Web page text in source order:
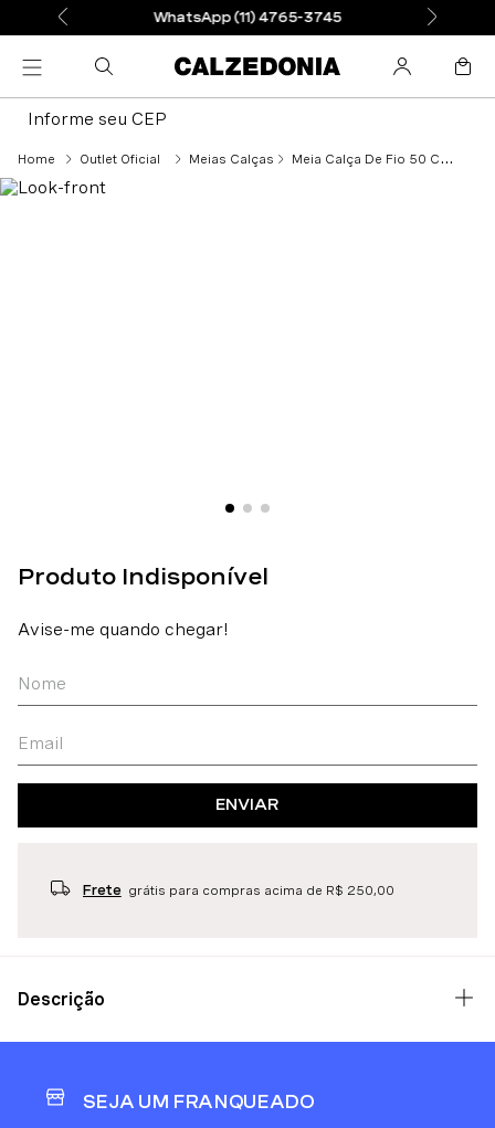
WhatsApp (11) 4765-3745
Informe seu CEP
Outlet Oficial Meias Calças Meia Calça De Fio 50 Com Estampa Perfurado - Azul
ENVIAR
Frete grátis para compras acima de R$ 250,00
Descrição
SEJA UM FRANQUEADO